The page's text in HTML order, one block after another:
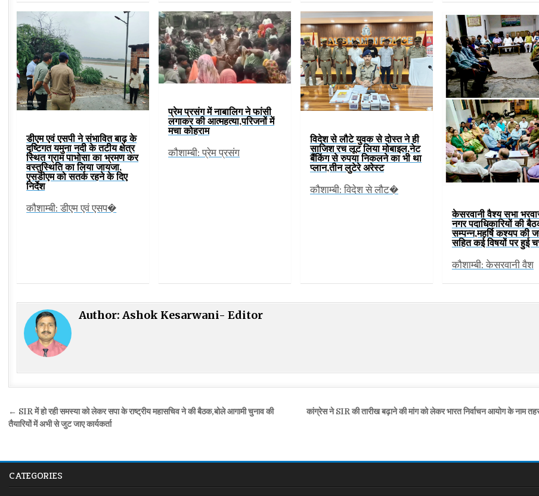
डीएम एवं एसपी ने संभावित बाढ़ के
दृष्टिगत यमुना नदी के तटीय क्षेत्र
स्थित ग्राम पाभोसा का भ्रमण कर
वस्तुस्थिति का लिया जायजा,
एसडीएम को सतर्क रहने के दिए
निर्देश
कौशाम्बी: डीएम एवं एसप�
प्रेम प्रसंग में नाबालिग ने फांसी
लगाकर की आत्महत्या,परिजनों में
मचा कोहराम
कौशाम्बी: प्रेम प्रसंग
विदेश से लौटे युवक से दोस्त ने ही
साजिश रच लूट लिया मोबाइल,नेट
बैंकिंग से रुपया निकलने का भी था
प्लान,तीन लुटेरे अरेस्ट
कौशाम्बी: विदेश से लौट�
केसरवानी वैश्य सभा
नगर पदाधिकारियों की
सम्पन्न,महर्षि कश्यप की
सहित कई विषयों पर हुई
कौशाम्बी: केसरवानी वैश
Author:Ashok Kesarwani- Editor
Post
navigation
कांग्रेस ने SIR की तारीख बढ़ाने की मांग को लेकर भारत निर्वाचन आयोग के नाम
← SIR में हो रही समस्या को लेकर सपा के राष्ट्रीय महासचिव ने की बैठक,बोले आगामी चुनाव की
तैयारियों में अभी से जुट जाए कार्यकर्ता
CATEGORIES